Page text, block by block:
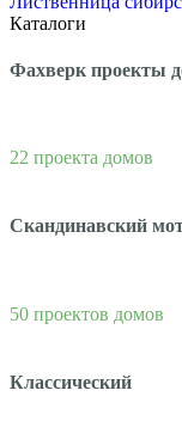
Каталоги
Фахверк проекты
22 проекта домов
Скандинавский
50 проектов домов
Классический